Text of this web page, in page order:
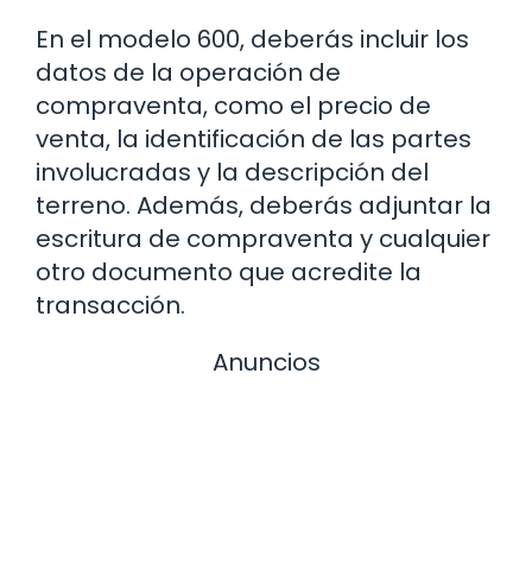
En el modelo 600, deberás incluir los
datos de la operación de
compraventa, como el precio de
venta, la identificación de las partes
involucradas y la descripción del
terreno. Además, deberás adjuntar la
escritura de compraventa y cualquier
otro documento que acredite la
transacción.
Anuncios